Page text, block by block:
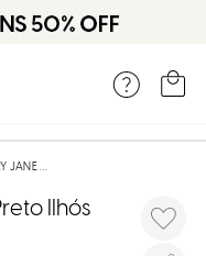
SCARPIN MARY JANE COURO PRETO ILHÓS
Ilhós